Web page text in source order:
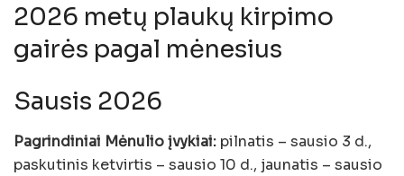
2026 metų plaukų kirpimo
gairės pagal mėnesius
Sausis 2026
Pagrindiniai Mėnulio įvykiai: pilnatis – sausio 3 d.,
paskutinis ketvirtis – sausio 10 d., jaunatis – sausio